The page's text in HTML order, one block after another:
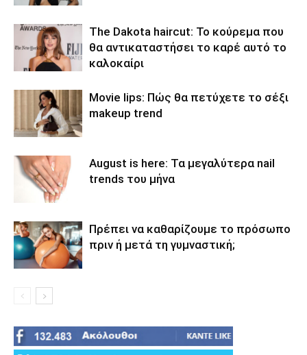
The Dakota haircut: Το κούρεμα που
θα αντικαταστήσει το καρέ αυτό το
καλοκαίρι
Movie lips: Πώς θα πετύχετε το σέξι
makeup trend
August is here: Τα μεγαλύτερα nail
trends του μήνα
Πρέπει να καθαρίζουμε το πρόσωπο
πριν ή μετά τη γυμναστική;